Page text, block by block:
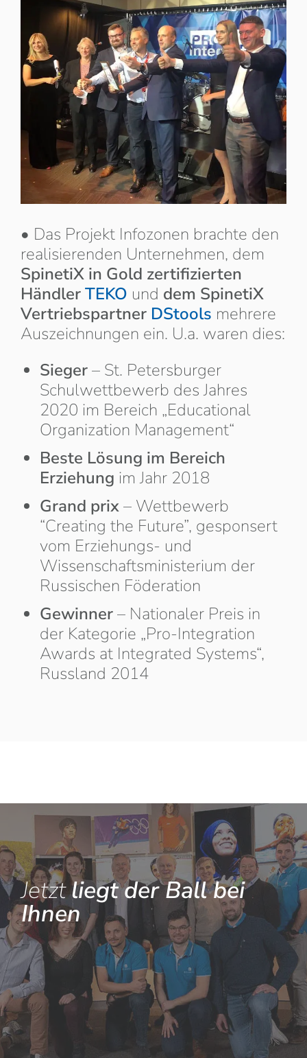
• Das Projekt Infozonen brachte den
realisierenden Unternehmen, dem
SpinetiX in Gold zertifizierten
HändlerTEKO und dem SpinetiX
Vertriebspartner DStools mehrere
Auszeichnungen ein. U.a. waren dies:
Sieger– St. Petersburger
Schulwettbewerb des Jahres
2020 im Bereich „Educational
Organization Management“
Beste Lösung im Bereich
Erziehung im Jahr 2018
Grand prix– Wettbewerb
“Creating the Future”, gesponsert
vom Erziehungs- und
Wissenschaftsministerium der
Russischen Föderation
Gewinner– Nationaler Preis in
der Kategorie „Pro-Integration
Awards at Integrated Systems“,
Russland 2014
Jetztliegt der Ball bei
Ihnen